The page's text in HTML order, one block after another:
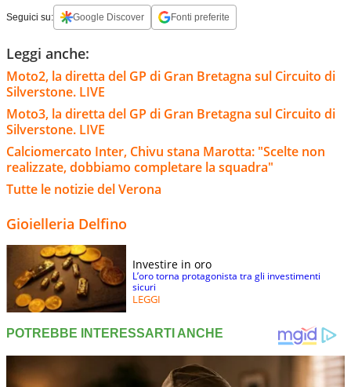
Seguici su: Google Discover Fonti preferite
Leggi anche:
Moto2, la diretta del GP di Gran Bretagna sul Circuito di
Silverstone. LIVE
Moto3, la diretta del GP di Gran Bretagna sul Circuito di
Silverstone. LIVE
Calciomercato Inter, Chivu stana Marotta: "Scelte non
realizzate, dobbiamo completare la squadra"
Tutte le notizie del Verona
Gioielleria Delfino
Investire in oro
L’oro torna protagonista tra gli investimenti
sicuri
LEGGI